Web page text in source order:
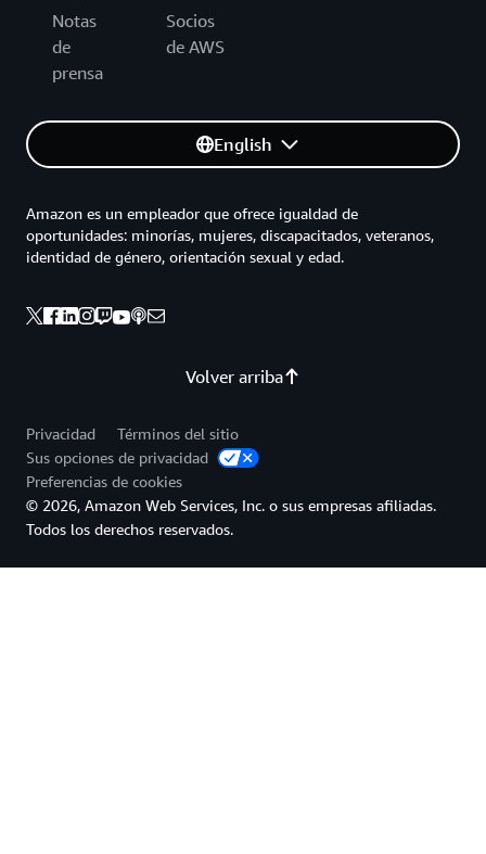
Notas
de
prensa
Socios
de AWS
English
Volver arriba
Amazon es un empleador que ofrece igualdad de
oportunidades: minorías, mujeres, discapacitados, veteranos,
identidad de género, orientación sexual y edad.
Privacidad
Términos del sitio
Sus opciones de privacidad
Preferencias de cookies
© 2026, Amazon Web Services, Inc. o sus empresas afiliadas.
Todos los derechos reservados.